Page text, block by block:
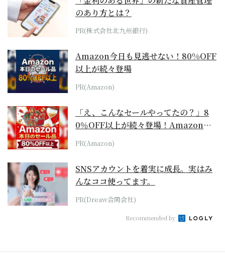
のあり方とは？
PR(株式会社北九州銀行)
Amazon今日も見逃せない！80%OFF
以上が続々登場
PR(Amazon)
「え、こんなセールやってたの？」8
0％OFF以上が続々登場！Amazonの
本気が...
PR(Amazon)
SNSアカウントを着実に成長。実はみ
んなココ使ってます。
PR(Dreaw合同会社)
Recommended by